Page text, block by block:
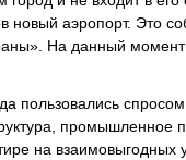
новый аэропорт. Это
На данный
пользовались
промышленное
на взаимовыгодных